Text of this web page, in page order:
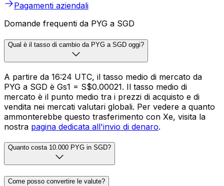
Pagamenti aziendali
Domande frequenti da PYG a SGD
Qual è il tasso di cambio da PYG a SGD oggi?
A partire da 16:24 UTC, il tasso medio di mercato da
PYG a SGD è Gs1 = S$0.00021. Il tasso medio di
mercato è il punto medio tra i prezzi di acquisto e di
vendita nei mercati valutari globali. Per vedere a quanto
ammonterebbe questo trasferimento con Xe, visita la
nostra pagina dedicata all'invio di denaro.
Quanto costa 10.000 PYG in SGD?
Come posso convertire le valute?